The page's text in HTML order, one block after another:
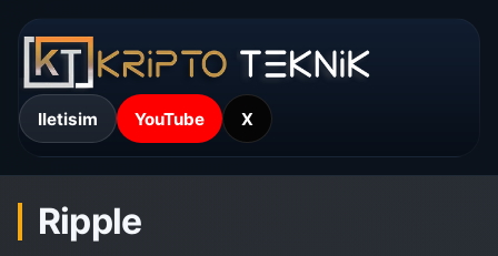
Iletisim YouTube X
Ripple